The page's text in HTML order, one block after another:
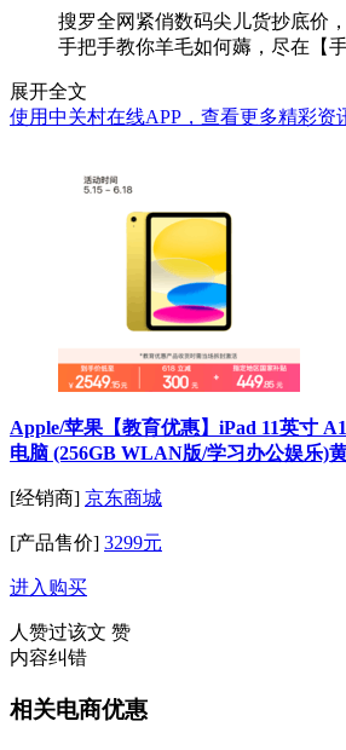
搜罗全网紧俏数码尖儿货抄底价
手把手教你羊毛如何薅，尽在【手
展开全文
使用中关村在线APP，查看更多精彩资
Apple/苹果【教育优惠】iPad 11英寸
电脑 (256GB WLAN版/学习办公娱乐)
[经销商] 京东商城
[产品售价] 3299元
进入购买
人赞过该文 赞
内容纠错
相关电商优惠